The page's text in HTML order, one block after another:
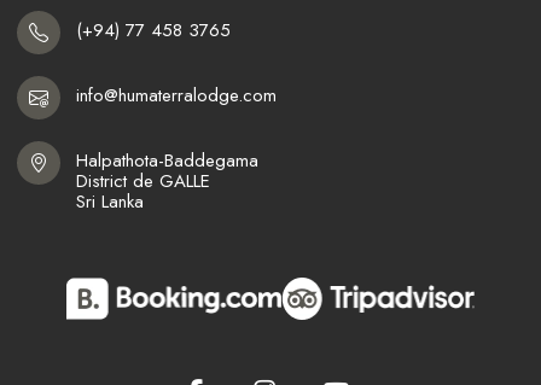
(+94) 77 458 3765
info@humaterralodge.com
Halpathota-Baddegama
District de GALLE
Sri Lanka